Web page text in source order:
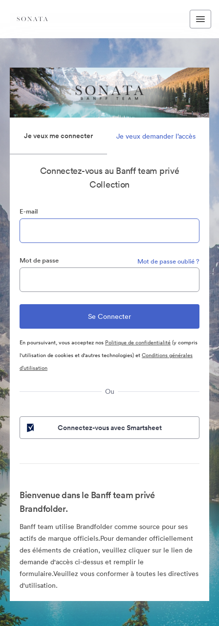
Je veux me connecter Je veux demander l’accès
Connectez-vous au Banff team privé
Collection
E-mail
Mot de passe Mot de passe oublié ?
En poursuivant, vous acceptez nos Politique de confidentialité(y compris
l'utilisation de cookies et d'autres technologies) etConditions générales
d’utilisation
Ou
Connectez-vous avec Smartsheet
Bienvenue dans le Banff team privé
Brandfolder.
Banff team utilise Brandfolder comme source pour ses
actifs de marque officiels.Pour demander officiellement
des éléments de création, veuillez cliquer sur le lien de
demande d'accès ci-dessus et remplir le
formulaire.Veuillez vous conformer à toutes les directives
d'utilisation.